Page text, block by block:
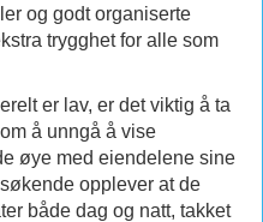
og godt organiserte
trygghet for alle som
er lav, er det viktig å ta
å unngå å vise
øye med eiendelene sine
opplever at de
både dag og natt, takket